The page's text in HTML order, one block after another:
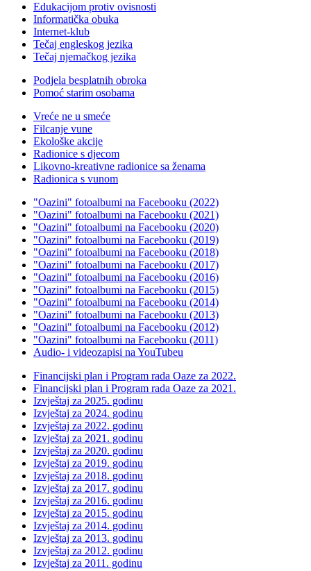
Edukacijom protiv ovisnosti
Informatička obuka
Internet-klub
Tečaj engleskog jezika
Tečaj njemačkog jezika
Podjela besplatnih obroka
Pomoć starim osobama
Vreće ne u smeće
Filcanje vune
Ekološke akcije
Radionice s djecom
Likovno-kreativne radionice sa ženama
Radionica s vunom
"Oazini" fotoalbumi na Facebooku (2022)
"Oazini" fotoalbumi na Facebooku (2021)
"Oazini" fotoalbumi na Facebooku (2020)
"Oazini" fotoalbumi na Facebooku (2019)
"Oazini" fotoalbumi na Facebooku (2018)
"Oazini" fotoalbumi na Facebooku (2017)
"Oazini" fotoalbumi na Facebooku (2016)
"Oazini" fotoalbumi na Facebooku (2015)
"Oazini" fotoalbumi na Facebooku (2014)
"Oazini" fotoalbumi na Facebooku (2013)
"Oazini" fotoalbumi na Facebooku (2012)
"Oazini" fotoalbumi na Facebooku (2011)
Audio- i videozapisi na YouTubeu
Financijski plan i Program rada Oaze za 2022.
Financijski plan i Program rada Oaze za 2021.
Izvještaj za 2025. godinu
Izvještaj za 2024. godinu
Izvještaj za 2022. godinu
Izvještaj za 2021. godinu
Izvještaj za 2020. godinu
Izvještaj za 2019. godinu
Izvještaj za 2018. godinu
Izvještaj za 2017. godinu
Izvještaj za 2016. godinu
Izvještaj za 2015. godinu
Izvještaj za 2014. godinu
Izvještaj za 2013. godinu
Izvještaj za 2012. godinu
Izvještaj za 2011. godinu